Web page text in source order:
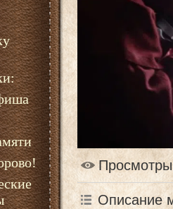
Просмотры
Описание